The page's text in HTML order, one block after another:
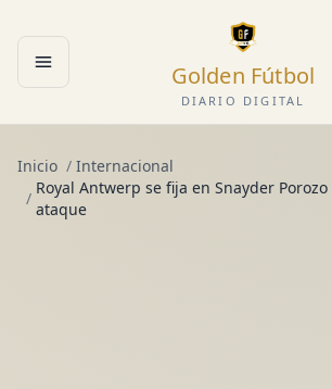
Abrir menú Golden Fútbol
DIARIO DIGITAL
Inicio / Internacional
/
Royal Antwerp se fija en Snayder
ataque